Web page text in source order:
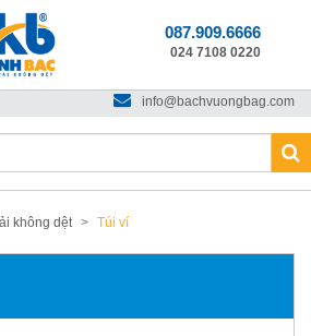
087.909.6666
024 7108 0220
KHÔNG DỆT KINH BẮC
info@bachvuongbag.com
không dệt Túi ví